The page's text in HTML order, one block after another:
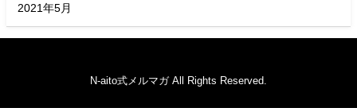
2021年5月
N-aito式メルマガ All Rights Reserved.